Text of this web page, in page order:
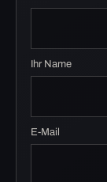
Ihr Name
E-Mail